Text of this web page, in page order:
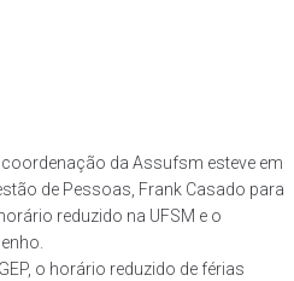
da Assufsm esteve em
de Pessoas, Frank Casado para
reduzido na UFSM e o
o horário reduzido de férias